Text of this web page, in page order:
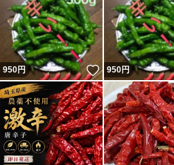
950円 いいね！
950円